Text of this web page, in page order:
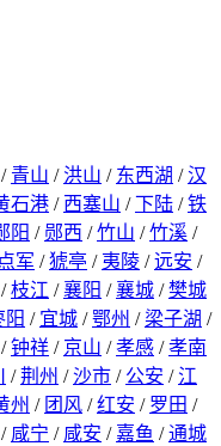
/ 青山 / 洪山 / 东西湖 /汉
石港 / 西塞山 /下陆 /铁
阳 / 郧西 /竹山 /竹溪 /
点军 /猇亭 / 夷陵 /远安 /
/枝江 /襄阳 /襄城 /樊城
阳 / 宜城 /鄂州 / 梁子湖 /
/钟祥 / 京山 /孝感 /孝南
/荆州 /沙市 / 公安 / 江
州 / 团风 /红安 / 罗田 /
/ 咸宁 / 咸安 / 嘉鱼 /通城